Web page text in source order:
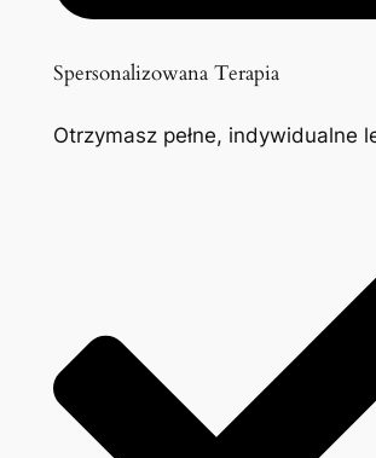
Spersonalizowana Terapia
Otrzymasz pełne, indywidualne